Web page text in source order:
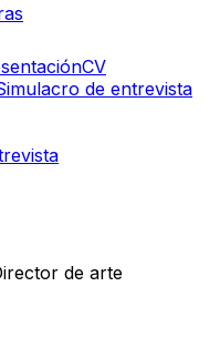
CV
de entrevista
de arte